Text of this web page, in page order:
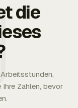
die
Zahlen, bevor